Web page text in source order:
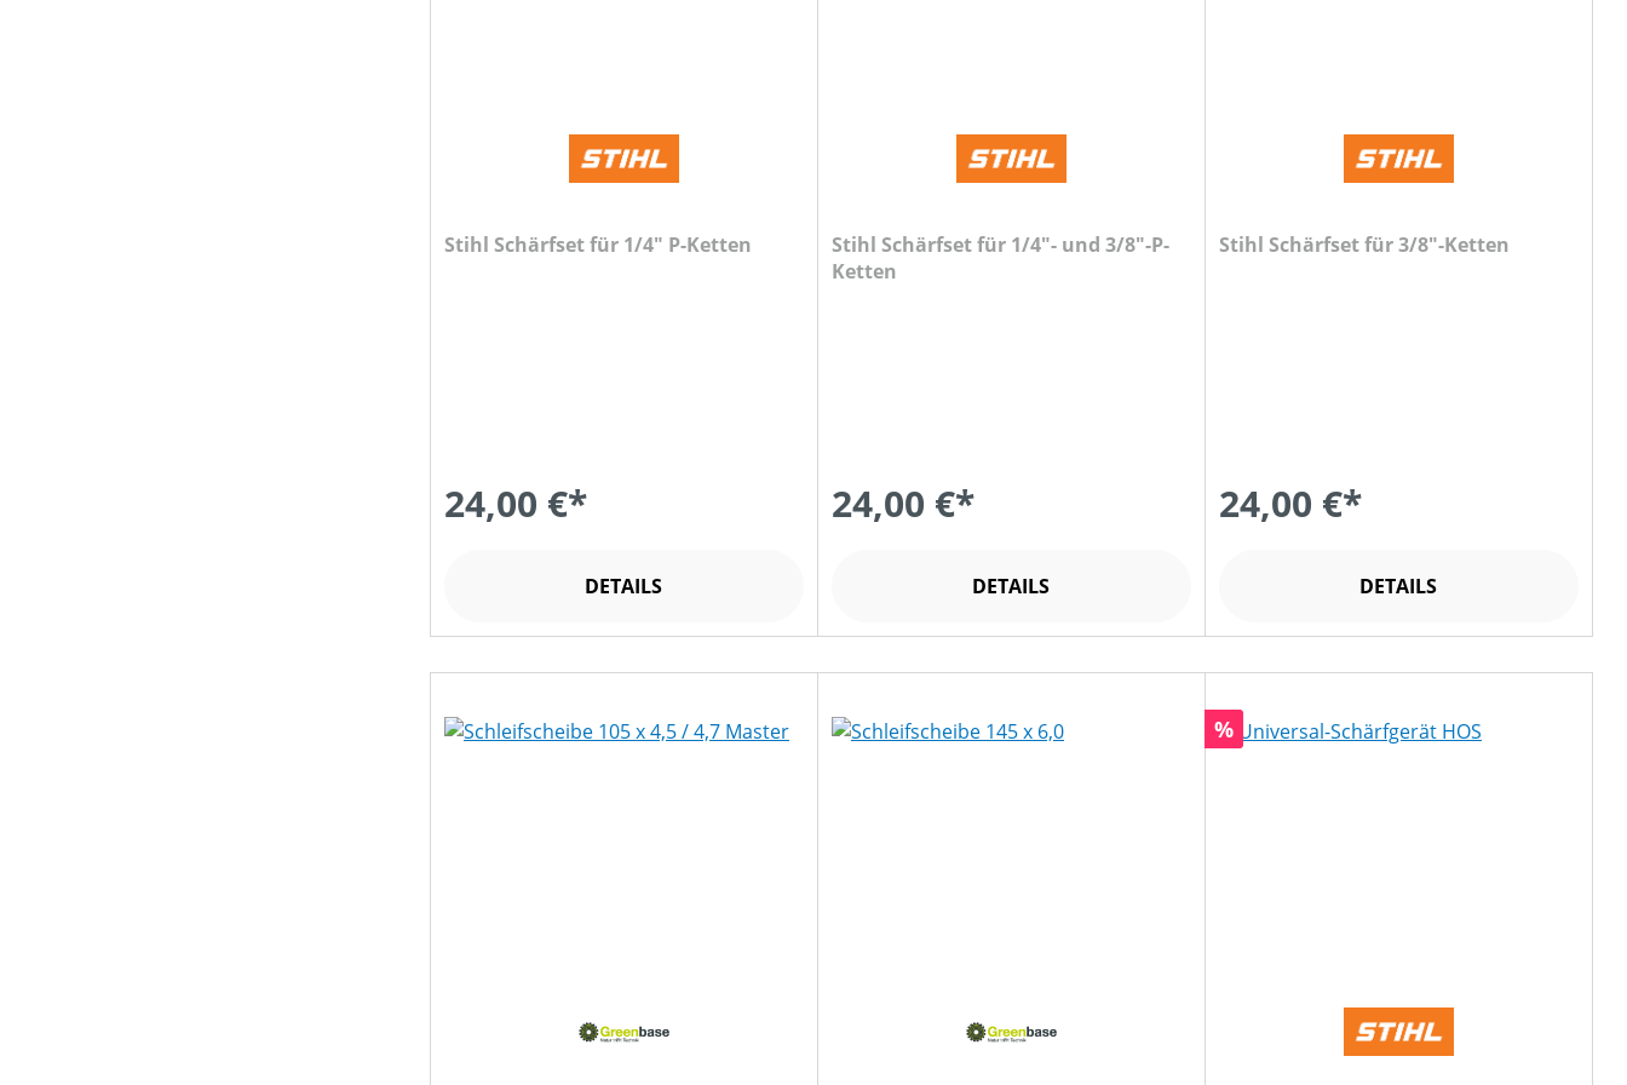
Stihl Schärfset für 1/4" P-Ketten
24,00 €*
DETAILS
Stihl Schärfset für 1/4"- und 3/8"-P-
Ketten
24,00 €*
DETAILS
Stihl Schärfset für 3/8"-Ketten
24,00 €*
DETAILS
Rabatt
%